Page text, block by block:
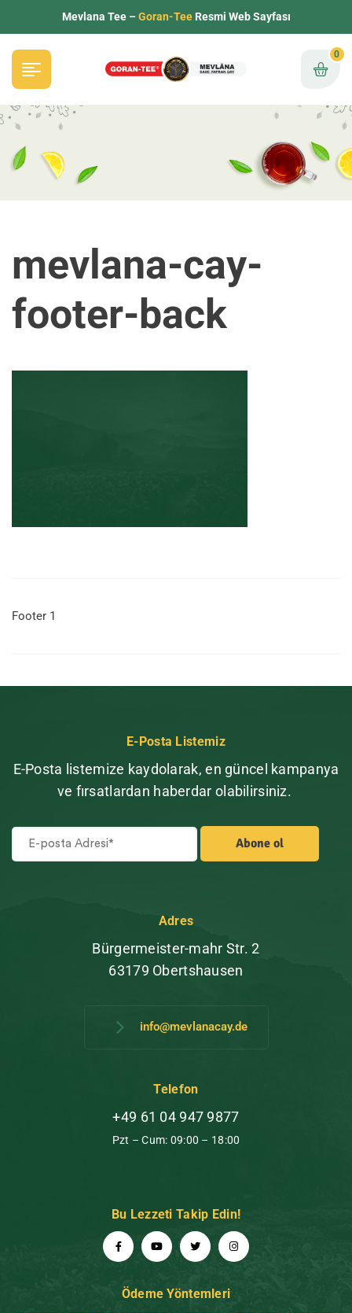
Mevlana Tee –Goran-TeeResmi Web Sayfası
0
mevlana-cay-
footer-back
Footer 1
E-Posta Listemiz
E-Posta listemize kaydolarak, en güncel kampanya
ve fırsatlardan haberdar olabilirsiniz.
Adres
Bürgermeister-mahr Str. 2
63179 Obertshausen
info@mevlanacay.de
Telefon
+49 61 04 947 9877
Pzt – Cum: 09:00 – 18:00
Bu Lezzeti Takip Edin!
Ödeme Yöntemleri